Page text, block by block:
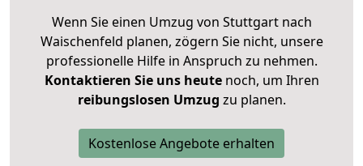
Wenn Sie einen Umzug von Stuttgart nach
Waischenfeld planen, zögern Sie nicht, unsere
professionelle Hilfe in Anspruch zu nehmen.
Kontaktieren Sie uns heutenoch, um Ihren
reibungslosen Umzug zu planen.
Kostenlose Angebote erhalten